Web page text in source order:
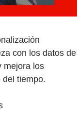
con los datos de
mejora los
del tiempo.